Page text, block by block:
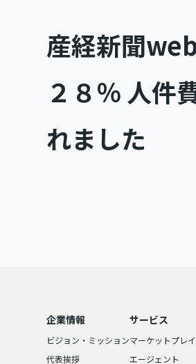
産経新聞
２８％ 人件
れました
企業情報
ビジョン・ミッション
代表挨拶
サービス
マーケットプレ
エージェント